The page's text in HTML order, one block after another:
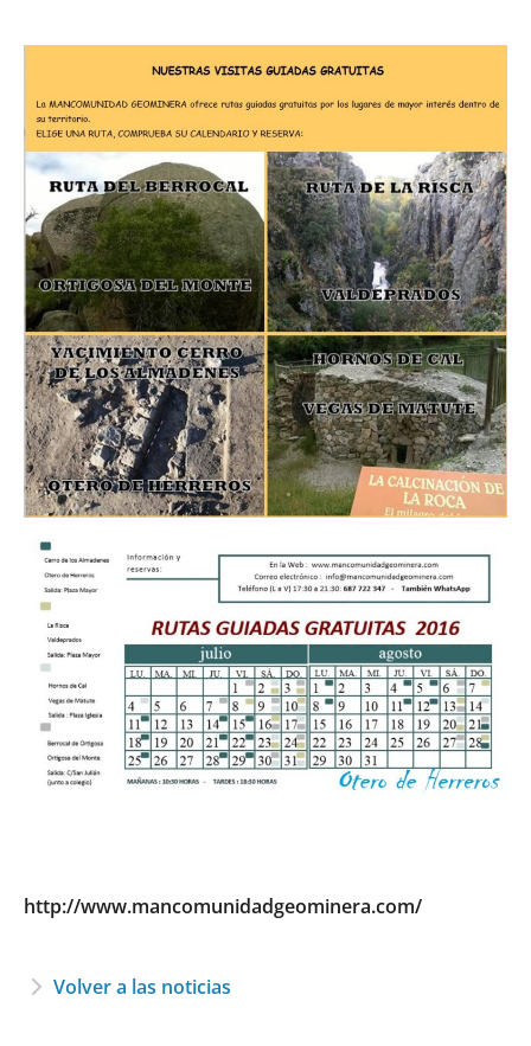
http://www.mancomunidadgeominera.com/
Volver a las noticias